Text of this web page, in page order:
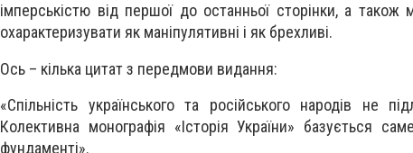
імперськістю від першої до останньої сторінки, а також
охарактеризувати як маніпулятивні і як брехливі.
Ось – кілька цитат з передмови видання:
«Спільність українського та російського народів не
Колективна монографія «Історія України» базується
фундаменті».